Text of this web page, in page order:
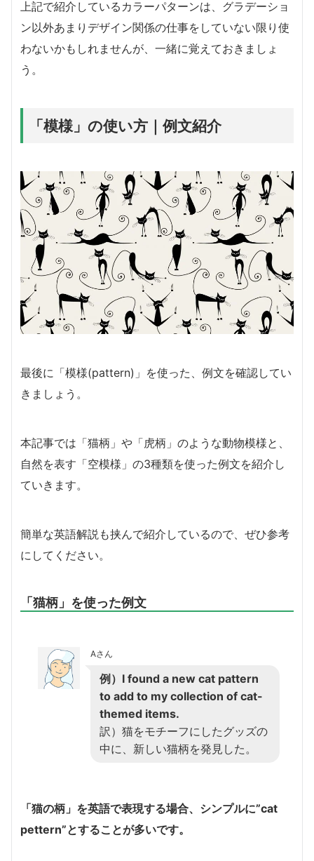
上記で紹介しているカラーパターンは、グラデーショ
ン以外あまりデザイン関係の仕事をしていない限り使
わないかもしれませんが、一緒に覚えておきましょ
う。
「模様」の使い方｜例文紹介
最後に「模様(pattern)」を使った、例文を確認してい
きましょう。
本記事では「猫柄」や「虎柄」のような動物模様と、
自然を表す「空模様」の3種類を使った例文を紹介し
ていきます。
簡単な英語解説も挟んで紹介しているので、ぜひ参考
にしてください。
「猫柄」を使った例文
Aさん
例）I found a new cat pattern
to add to my collection of cat-
themed items.
訳）猫をモチーフにしたグッズの
中に、新しい猫柄を発見した。
「猫の柄」を英語で表現する場合、シンプルに”cat
pettern”とすることが多いです。